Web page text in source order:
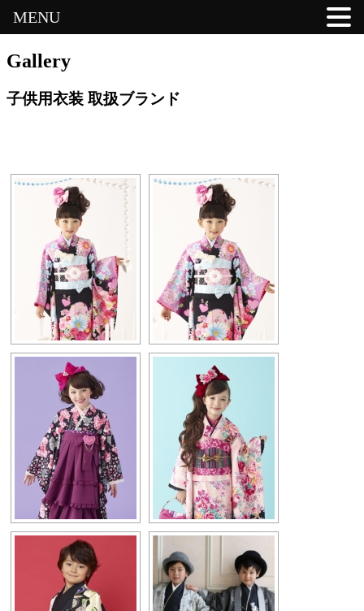
Gallery
子供用衣装 取扱ブランド
MENU